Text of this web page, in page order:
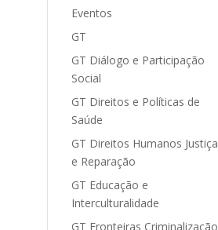
Eventos
GT
GT Diálogo e Participação
Social
GT Direitos e Políticas de
Saúde
GT Direitos Humanos Justiça
e Reparação
GT Educação e
Interculturalidade
GT Fronteiras Criminalização